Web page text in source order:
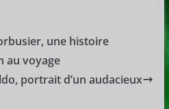
une histoire
au voyage
portrait d’un audacieux